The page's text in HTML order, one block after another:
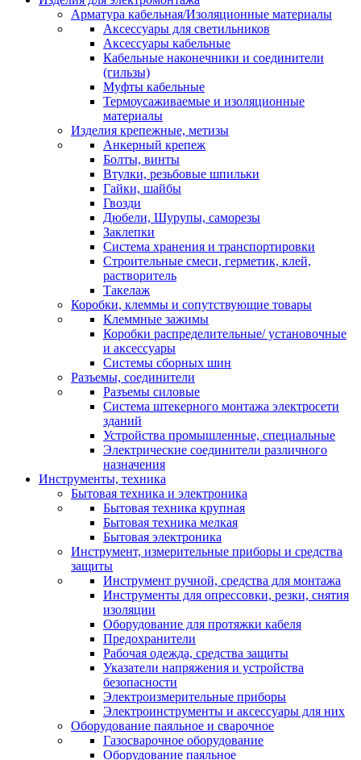
Арматура кабельная/Изоляционные материалы
Аксессуары для светильников
Аксессуары кабельные
Кабельные наконечники и соединители
(гильзы)
Муфты кабельные
Термоусаживаемые и изоляционные
материалы
Изделия крепежные, метизы
Анкерный крепеж
Болты, винты
Втулки, резьбовые шпильки
Гайки, шайбы
Гвозди
Дюбели, Шурупы, саморезы
Заклепки
Система хранения и транспортировки
Строительные смеси, герметик, клей,
растворитель
Такелаж
Коробки, клеммы и сопутствующие товары
Клеммные зажимы
Коробки распределительные/ установочные
и аксессуары
Системы сборных шин
Разъемы, соединители
Разъемы силовые
Система штекерного монтажа электросети
зданий
Устройства промышленные, специальные
Электрические соединители различного
назначения
Инструменты, техника
Бытовая техника и электроника
Бытовая техника крупная
Бытовая техника мелкая
Бытовая электроника
Инструмент, измерительные приборы и средства
защиты
Инструмент ручной, средства для монтажа
Инструменты для опрессовки, резки, снятия
изоляции
Оборудование для протяжки кабеля
Предохранители
Рабочая одежда, средства защиты
Указатели напряжения и устройства
безопасности
Электроизмерительные приборы
Электроинструменты и аксессуары для них
Оборудование паяльное и сварочное
Газосварочное оборудование
Оборудование паяльное